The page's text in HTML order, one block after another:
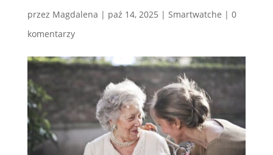
przez Magdalena | paź 14, 2025 | Smartwatche | 0
komentarzy